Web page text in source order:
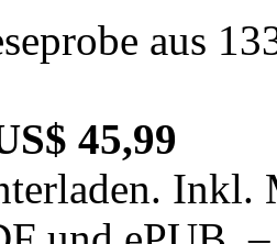
aus
45,99
Inkl.